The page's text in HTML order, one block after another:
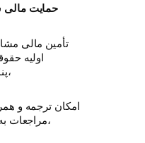
حمایت مالی
تأمین مالی
اولیه
پناهندگان،
امکان ترجمه و
مراجعات به ادارات،